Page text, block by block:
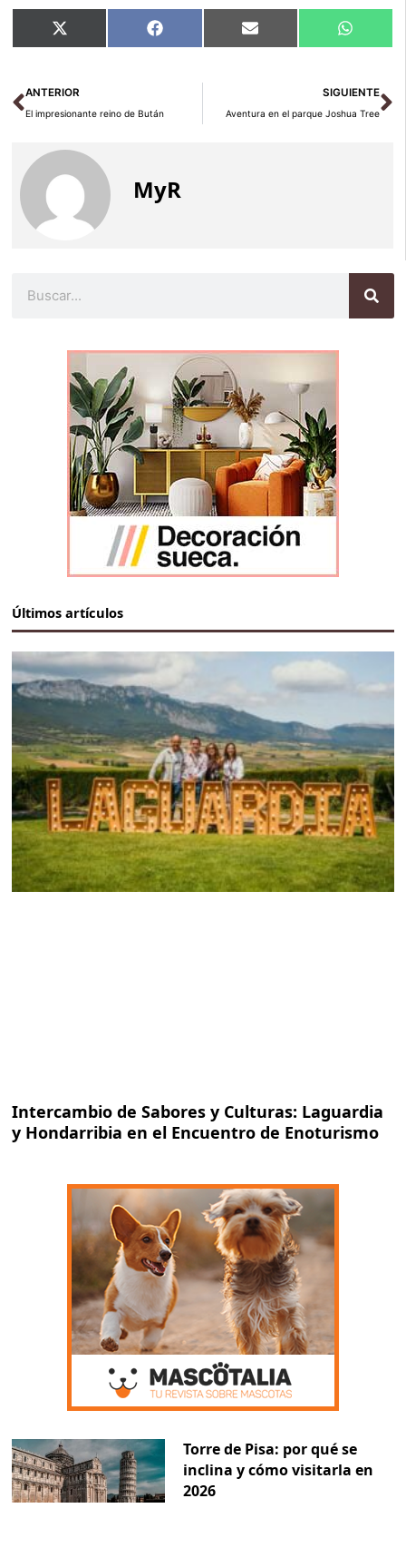
Compartir
en
X
(Twitter)
Compartir
en
Facebook Compartir
en
Email
en
Ant
ANTERIOR
El impresionante reino de Bután
SIGUIENTE
Aventura en el parque Joshua Tree
MyR
Últimos artículos
Intercambio de Sabores y Culturas: Laguardia
y Hondarribia en el Encuentro de Enoturismo
Torre de Pisa: por qué se
inclina y cómo visitarla en
2026